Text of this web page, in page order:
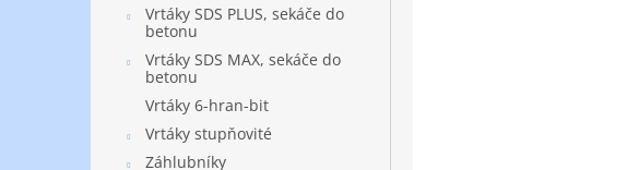
Vrtáky SDS PLUS, sekáče do
betonu
Vrtáky SDS MAX, sekáče do
betonu
Vrtáky 6-hran-bit
Vrtáky stupňovité
Záhlubníky